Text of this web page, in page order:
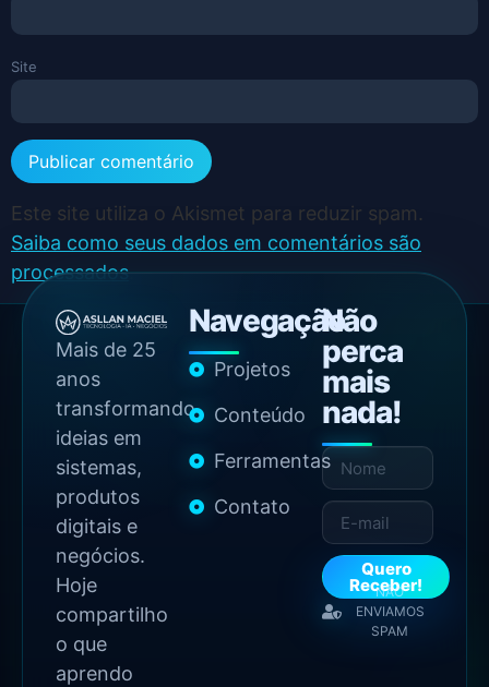
Site
Este site utiliza o Akismet para reduzir spam.
Saiba como seus dados em comentários são
processados.
Mais de 25
anos
transformando
ideias em
sistemas,
produtos
digitais e
negócios.
Hoje
compartilho
o que
aprendo
Navegação
Projetos
Conteúdo
Ferramentas
Contato
Não
perca
mais
nada!
Quero
Receber!
NÃO
ENVIAMOS
SPAM